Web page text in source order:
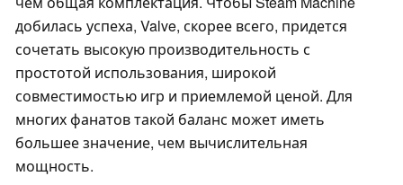
добилась успеха, Valve, скорее всего, придется
сочетать высокую производительность с
простотой использования, широкой
совместимостью игр и приемлемой ценой. Для
многих фанатов такой баланс может иметь
большее значение, чем вычислительная
мощность.